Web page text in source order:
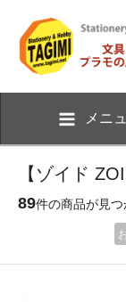
メニ
【ゾイド
89件の商品が見